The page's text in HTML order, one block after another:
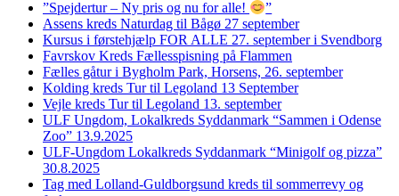
”Spejdertur – Ny pris og nu for alle!
”
Assens kreds Naturdag til Bågø 27 september
Kursus i førstehjælp FOR ALLE 27. september i Svendborg
Favrskov Kreds Fællesspisning på Flammen
Fælles gåtur i Bygholm Park, Horsens, 26. september
Kolding kreds Tur til Legoland 13 September
Vejle kreds Tur til Legoland 13. september
ULF Ungdom, Lokalkreds Syddanmark “Sammen i Odense
Zoo” 13.9.2025
ULF-Ungdom Lokalkreds Syddanmark “Minigolf og pizza”
30.8.2025
Tag med Lolland-Guldborgsund kreds til sommerrevy og